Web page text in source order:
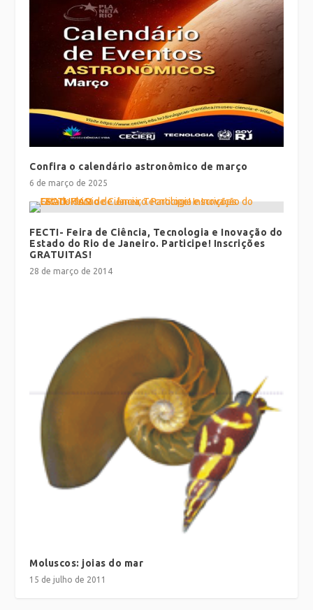
Confira o calendário astronômico de março
6 de março de 2025
FECTI- Feira de Ciência, Tecnologia e Inovação do
Estado do Rio de Janeiro. Participe! Inscrições
GRATUITAS!
28 de março de 2014
Moluscos: joias do mar
15 de julho de 2011